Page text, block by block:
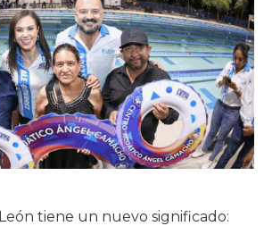
tiene un nuevo significado: